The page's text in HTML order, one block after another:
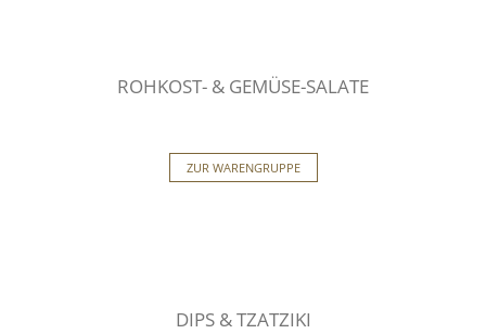
ROHKOST- & GEMÜSE-SALATE
ZUR WARENGRUPPE
DIPS & TZATZIKI